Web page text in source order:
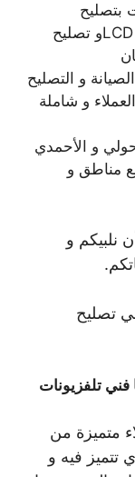
بتصليح
شاشات LED. و تصليح شاشات LCDو تصليح
و التصليح
و شاملة
و الأحمدي
مناطق و
نلبيكم و
تصليح
فني تلفزيونات
متميزة من
تتميز فيه و